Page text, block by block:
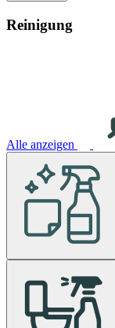
Reinigung
Alle anzeigen